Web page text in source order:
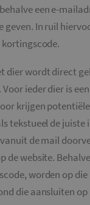
een e-
geven. In ruil
dier wordt direct
ieder dier is
krijgen
tekstueel de
de mail
de website.
worden op
die aansluiten op